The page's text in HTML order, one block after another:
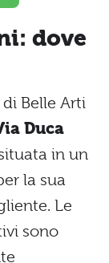
dove
Belle Arti
Duca
in un
la sua
Le
sono